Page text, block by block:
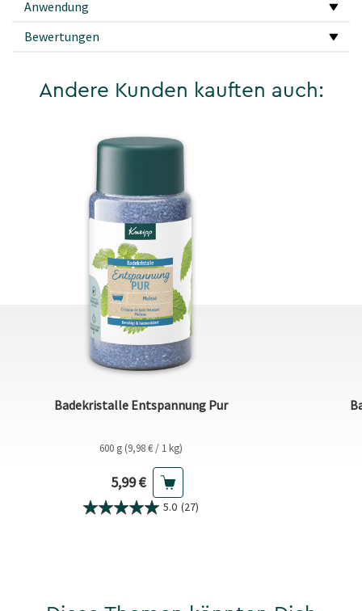
Anwendung
Bewertungen
Andere Kunden kauften auch:
Badekristalle Entspannung Pur
600 g (9,98 € / 1 kg)
Aktueller Preis
5,99 €
5.0 (27)